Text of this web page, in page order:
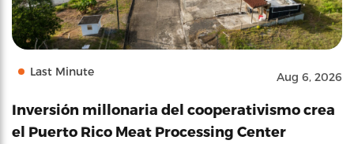
Last Minute Aug 6, 2026
Inversión millonaria del cooperativismo crea
el Puerto Rico Meat Processing Center